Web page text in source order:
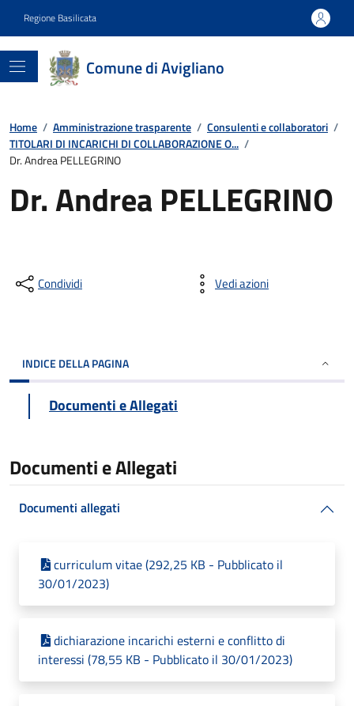
Regione Basilicata
Comune di Avigliano
Home / Amministrazione trasparente / Consulenti e collaboratori /
TITOLARI DI INCARICHI DI COLLABORAZIONE O... /
Dr. Andrea PELLEGRINO
Dr. Andrea PELLEGRINO
Condividi Vedi azioni
INDICE DELLA PAGINA
Documenti e Allegati
Documenti e Allegati
Documenti allegati
curriculum vitae (292,25 KB - Pubblicato il
30/01/2023)
dichiarazione incarichi esterni e conflitto di
interessi (78,55 KB - Pubblicato il 30/01/2023)